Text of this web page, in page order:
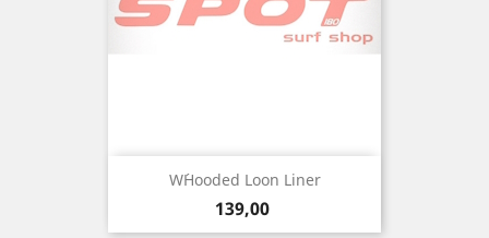
W´Hooded Loon Liner
Precio
139,00